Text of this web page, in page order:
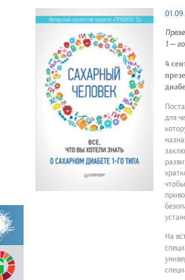
1 —
4
для
На